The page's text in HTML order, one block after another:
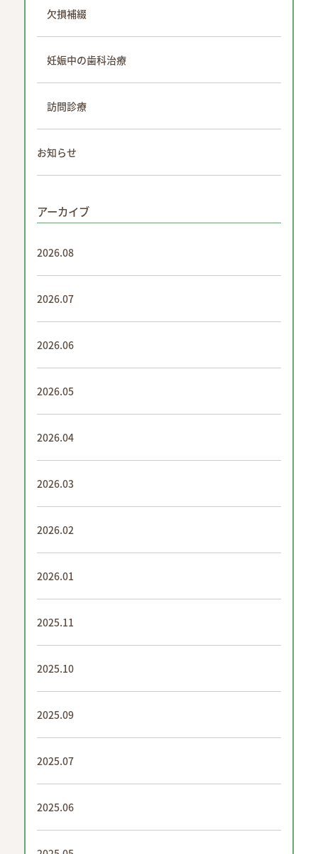
欠損補綴
妊娠中の歯科治療
訪問診療
お知らせ
アーカイブ
2026.08
2026.07
2026.06
2026.05
2026.04
2026.03
2026.02
2026.01
2025.11
2025.10
2025.09
2025.07
2025.06